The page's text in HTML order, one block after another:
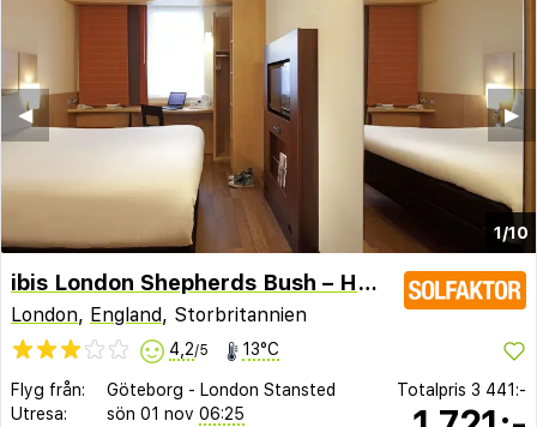
1/10
▶︎
◀︎
ibis London Shepherds Bush – Hammersmith
London, England, Storbritannien
4,2/5 13°C
Flyg från: Göteborg - London Stansted
Utresa:
sön 01 nov 06:25
Totalpris 3 441:-